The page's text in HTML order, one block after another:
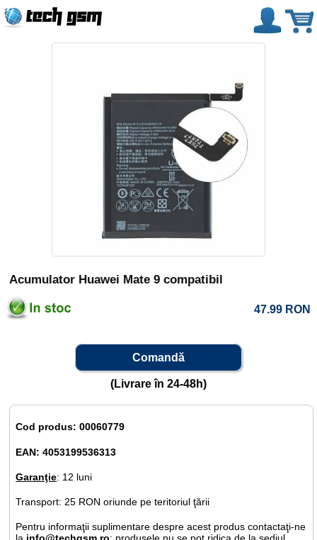
Acumulator Huawei Mate 9 compatibil
47.99 RON
Comandă
(Livrare în 24-48h)
Cod produs: 00060779
EAN: 4053199536313
Garanţie: 12 luni
Transport: 25 RON oriunde pe teritoriul ţării
Pentru informaţii suplimentare despre acest produs contactaţi-ne